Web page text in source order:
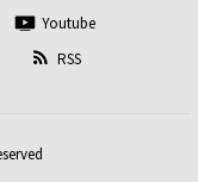
Youtube
RSS